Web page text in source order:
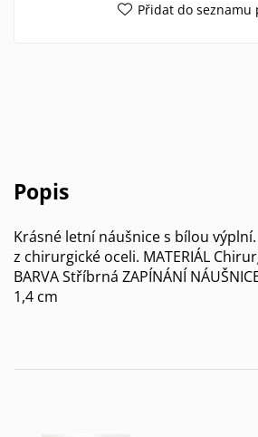
Přidat do seznamu
Popis
Krásné letní náušnice s bílou
z chirurgické oceli. MATERIÁL
BARVA Stříbrná ZAPÍNÁNÍ
1,4 cm